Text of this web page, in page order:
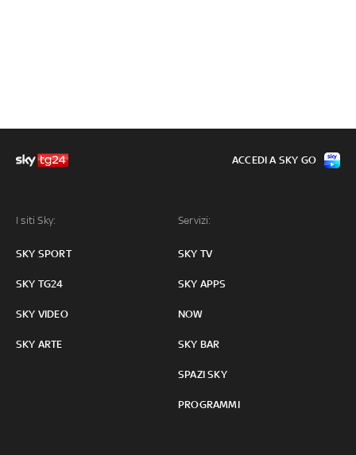
I siti Sky:
SKY SPORT
SKY TG24
SKY VIDEO
SKY ARTE
Servizi:
SKY TV
SKY APPS
NOW
SKY BAR
SPAZI SKY
PROGRAMMI
ACCEDI A SKY GO